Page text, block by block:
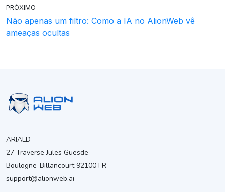
PRÓXIMO
Não apenas um filtro: Como a IA no AlionWeb vê
ameaças ocultas
ARIALD
27 Traverse Jules Guesde
Boulogne-Billancourt 92100 FR
support@alionweb.ai